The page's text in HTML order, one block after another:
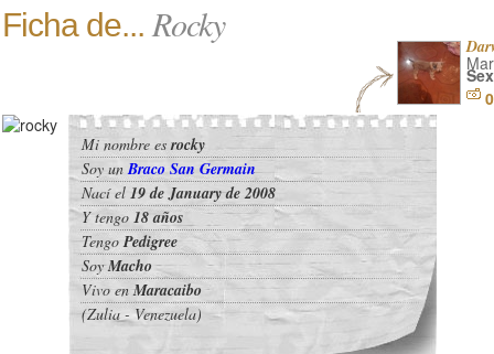
Ficha de... Rocky
Mi nombre esrocky
Soy unBraco San Germain
Nací el 19 de January de 2008
Y tengo 18 años
TengoPedigree
SoyMacho
Vivo enMaracaibo
(Zulia - Venezuela)